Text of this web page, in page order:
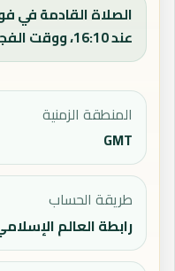
الصلاة القادمة في
عند 16:10، ووقت الفجر اليوم 05:22.
المنطقة الزمنية
GMT
طريقة الحساب
رابطة العالم